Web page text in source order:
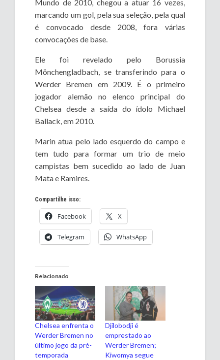
Mundo de 2010, chegou a atuar 16 vezes,
marcando um gol, pela sua seleção, pela qual
é convocado desde 2008, fora várias
convocações de base.
Ele foi revelado pelo Borussia
Mönchengladbach, se transferindo para o
Werder Bremen em 2009. É o primeiro
jogador alemão no elenco principal do
Chelsea desde a saída do ídolo Michael
Ballack, em 2010.
Marin atua pelo lado esquerdo do campo e
tem tudo para formar um trio de meio
campistas bem sucedido ao lado de Juan
Mata e Ramires.
Compartilhe isso:
Facebook X
Telegram WhatsApp
Relacionado
Chelsea enfrenta o
Werder Bremen no
último jogo da pré-
temporada
Djilobodji é
emprestado ao
Werder Bremen;
Kiwomya segue